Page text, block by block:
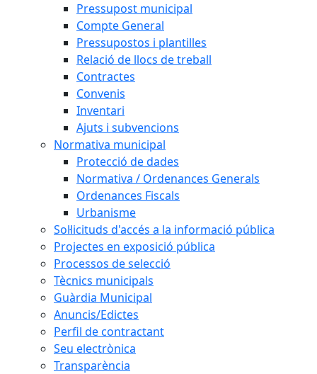
Pressupost municipal
Compte General
Pressupostos i plantilles
Relació de llocs de treball
Contractes
Convenis
Inventari
Ajuts i subvencions
Normativa municipal
Protecció de dades
Normativa / Ordenances Generals
Ordenances Fiscals
Urbanisme
Sol·licituds d'accés a la informació pública
Projectes en exposició pública
Processos de selecció
Tècnics municipals
Guàrdia Municipal
Anuncis/Edictes
Perfil de contractant
Seu electrònica
Transparència